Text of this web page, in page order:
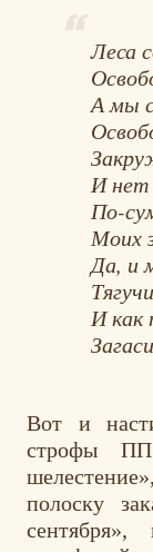
Леса
А мы
И нет
По-
Моих
Да, и
И как
Вот и
строфы
полоску
сентября»,